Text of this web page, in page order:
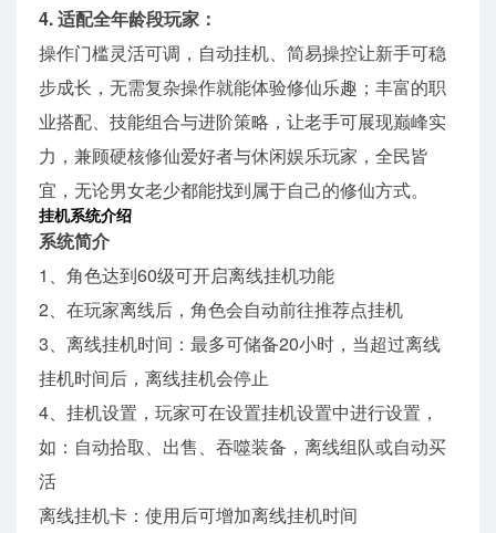
4. 适配全年龄段玩家：
操作门槛灵活可调，自动挂机、简易操控让新手可稳
步成长，无需复杂操作就能体验修仙乐趣；丰富的职
业搭配、技能组合与进阶策略，让老手可展现巅峰实
力，兼顾硬核修仙爱好者与休闲娱乐玩家，全民皆
宜，无论男女老少都能找到属于自己的修仙方式。
挂机系统介绍
系统简介
1、角色达到60级可开启离线挂机功能
2、在玩家离线后，角色会自动前往推荐点挂机
3、离线挂机时间：最多可储备20小时，当超过离线
挂机时间后，离线挂机会停止
4、挂机设置，玩家可在设置挂机设置中进行设置，
如：自动拾取、出售、吞噬装备，离线组队或自动买
活
离线挂机卡：使用后可增加离线挂机时间